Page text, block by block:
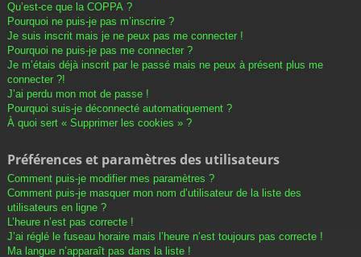
Qu’est-ce que la COPPA ?
Pourquoi ne puis-je pas m’inscrire ?
Je suis inscrit mais je ne peux pas me connecter !
Pourquoi ne puis-je pas me connecter ?
Je m’étais déjà inscrit par le passé mais ne peux à présent plus me
connecter ?!
J’ai perdu mon mot de passe !
Pourquoi suis-je déconnecté automatiquement ?
À quoi sert « Supprimer les cookies » ?
Préférences et paramètres des utilisateurs
Comment puis-je modifier mes paramètres ?
Comment puis-je masquer mon nom d’utilisateur de la liste des
utilisateurs en ligne ?
L’heure n’est pas correcte !
J’ai réglé le fuseau horaire mais l’heure n’est toujours pas correcte !
Ma langue n’apparaît pas dans la liste !